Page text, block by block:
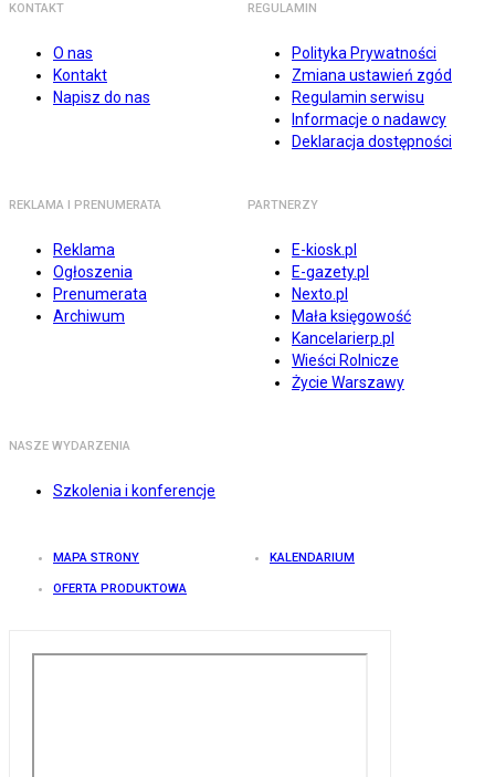
KONTAKT
O nas
Kontakt
Napisz do nas
REGULAMIN
Polityka Prywatności
Zmiana ustawień zgód
Regulamin serwisu
Informacje o nadawcy
Deklaracja dostępności
REKLAMA I PRENUMERATA
Reklama
Ogłoszenia
Prenumerata
Archiwum
PARTNERZY
E-kiosk.pl
E-gazety.pl
Nexto.pl
Mała księgowość
Kancelarierp.pl
Wieści Rolnicze
Życie Warszawy
NASZE WYDARZENIA
Szkolenia i konferencje
MAPA STRONY KALENDARIUM
OFERTA PRODUKTOWA